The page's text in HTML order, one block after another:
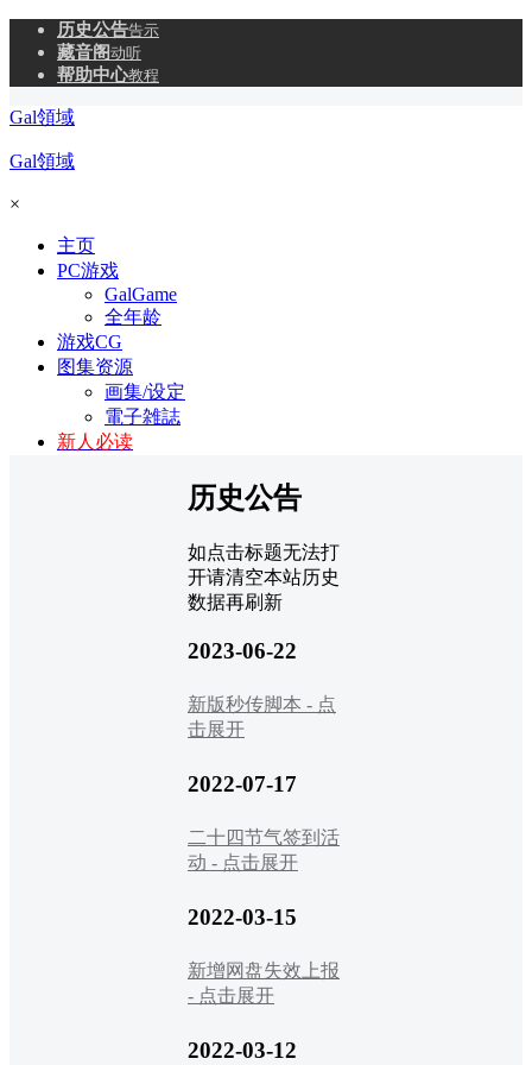
历史公告告示
藏音阁动听
帮助中心教程
Gal領域
Gal領域
×
主页
PC游戏
GalGame
全年龄
游戏CG
图集资源
画集/设定
電子雑誌
新人必读
历史公告
如点击标题无法打
开请清空本站历史
数据再刷新
2023-06-22
新版秒传脚本 - 点
击展开
2022-07-17
二十四节气签到活
动 - 点击展开
2022-03-15
新增网盘失效上报
- 点击展开
2022-03-12